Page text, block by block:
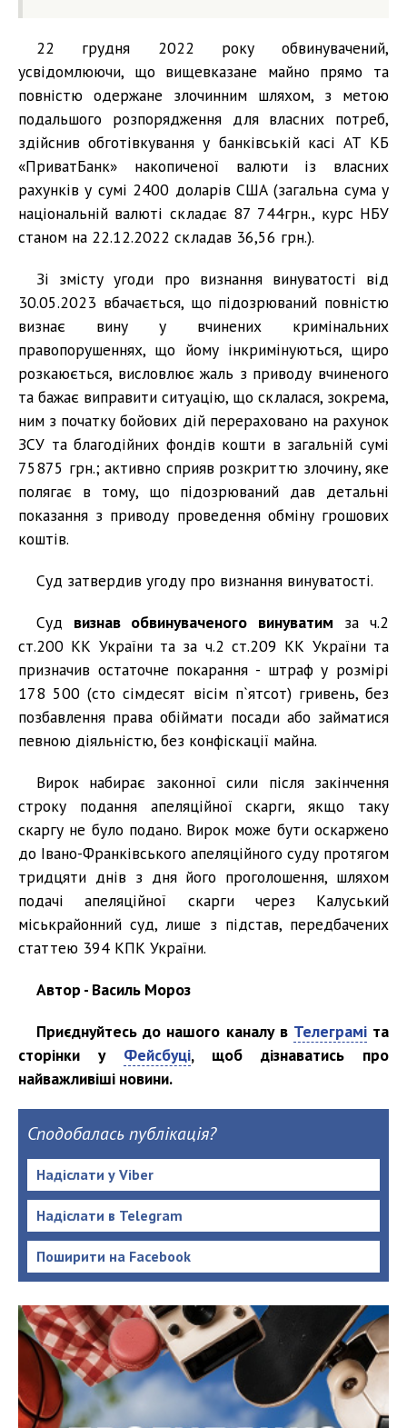
22 грудня 2022 року обвинувачений,
усвідомлюючи, що вищевказане майно прямо та
повністю одержане злочинним шляхом, з метою
подальшого розпорядження для власних потреб,
здійснив обготівкування у банківській касі АТ КБ
«ПриватБанк» накопиченої валюти із власних
рахунків у сумі 2400 доларів США (загальна сума у
національній валюті складає 87 744грн., курс НБУ
станом на 22.12.2022 складав 36,56 грн.).
Зі змісту угоди про визнання винуватості від
30.05.2023 вбачається, що підозрюваний повністю
визнає вину у вчинених кримінальних
правопорушеннях, що йому інкримінуються, щиро
розкаюється, висловлює жаль з приводу вчиненого
та бажає виправити ситуацію, що склалася, зокрема,
ним з початку бойових дій перераховано на рахунок
ЗСУ та благодійних фондів кошти в загальній сумі
75875 грн.; активно сприяв розкриттю злочину, яке
полягає в тому, що підозрюваний дав детальні
показання з приводу проведення обміну грошових
коштів.
Суд затвердив угоду про визнання винуватості.
Суд визнав обвинуваченого винуватим за ч.2
ст.200 КК України та за ч.2 ст.209 КК України та
призначив остаточне покарання - штраф у розмірі
178 500 (сто сімдесят вісім п`ятсот) гривень, без
позбавлення права обіймати посади або займатися
певною діяльністю, без конфіскації майна.
Вирок набирає законної сили після закінчення
строку подання апеляційної скарги, якщо таку
скаргу не було подано. Вирок може бути оскаржено
до Івано-Франківського апеляційного суду протягом
тридцяти днів з дня його проголошення, шляхом
подачі апеляційної скарги через Калуський
міськрайонний суд, лише з підстав, передбачених
статтею 394 КПК України.
Автор - Василь Мороз
Приєднуйтесь до нашого каналу в Телеграміта
сторінки у Фейсбуці, щоб дізнаватись про
найважливіші новини.
Сподобалась публікація?
Надіслати у Viber
Надіслати в Telegram
Поширити на Facebook